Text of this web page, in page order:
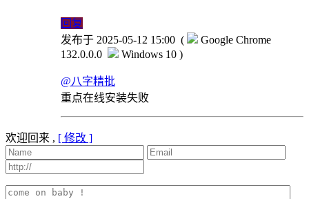
回复
发布于 2025-05-12 15:00 (
Google Chrome
132.0.0.0
Windows 10 )
@八字精批
重点在线安装失败
欢迎回来 , [ 修改 ]